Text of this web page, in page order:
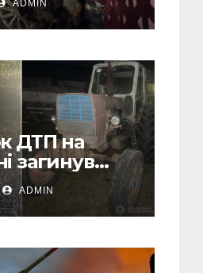
ADMIN
ДТП на
загинув
водій
ADMIN